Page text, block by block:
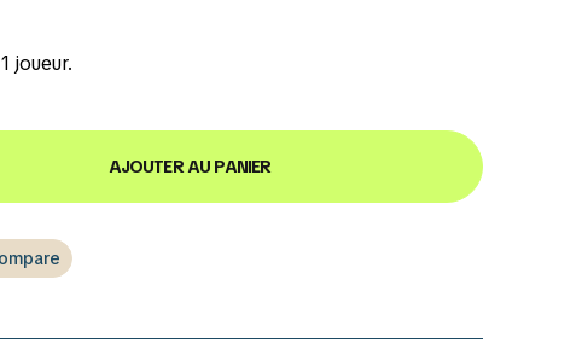
joueur.
AJOUTER AU PANIER